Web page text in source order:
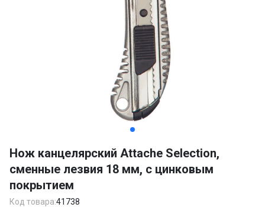
of
4
Нож канцелярский Attache Selection,
сменные лезвия 18 мм, с цинковым
покрытием
Код товара:41738